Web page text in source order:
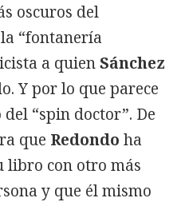
oscuros del
“fontanería
a quienSánchez
Y por lo que parece
“spin doctor”. De
que Redondo ha
libro con otro más
y que él mismo